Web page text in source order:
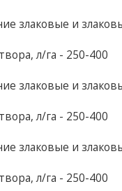
злаковые и
л/га - 250-400
злаковые и
л/га - 250-400
злаковые и
л/га - 250-400